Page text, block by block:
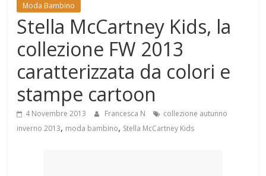
Mondo
Moda Bambino
Stella McCartney Kids, la
collezione FW 2013
caratterizzata da colori e
stampe cartoon
4 Novembre 2013 Francesca N
collezione autunno
inverno 2013, moda bambino, Stella McCartney Kids